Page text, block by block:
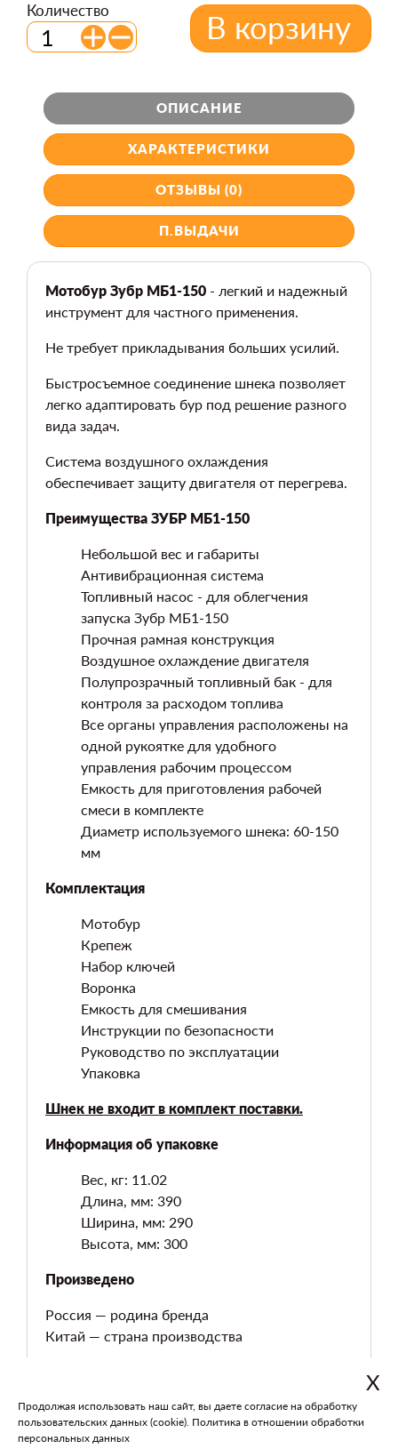
Количество В корзину
ОПИСАНИЕ
ХАРАКТЕРИСТИКИ
ОТЗЫВЫ (0)
П.ВЫДАЧИ
Мотобур Зубр МБ1-150 - легкий и надежный
инструмент для частного применения.
Не требует прикладывания больших усилий.
Быстросъемное соединение шнека позволяет
легко адаптировать бур под решение разного
вида задач.
Система воздушного охлаждения
обеспечивает защиту двигателя от перегрева.
Преимущества ЗУБР МБ1-150
Небольшой вес и габариты
Антивибрационная система
Топливный насос - для облегчения
запуска Зубр МБ1-150
Прочная рамная конструкция
Воздушное охлаждение двигателя
Полупрозрачный топливный бак - для
контроля за расходом топлива
Все органы управления расположены на
одной рукоятке для удобного
управления рабочим процессом
Емкость для приготовления рабочей
смеси в комплекте
Диаметр используемого шнека: 60-150
мм
Комплектация
Мотобур
Крепеж
Набор ключей
Воронка
Емкость для смешивания
Инструкции по безопасности
Руководство по эксплуатации
Упаковка
Шнек не входит в комплект поставки.
Информация об упаковке
Вес, кг: 11.02
Длина, мм: 390
Ширина, мм: 290
Высота, мм: 300
Произведено
Россия — родина бренда
Китай — страна производства
В каталог На главную
Х
Продолжая использовать наш сайт, вы даете согласие на обработку
пользовательских данных (cookie). Политика в отношении обработки
персональных данных